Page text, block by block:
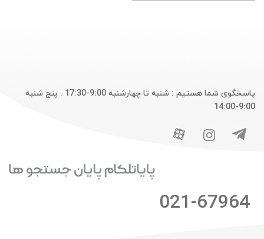
پاسخگوی شما هستیم : شنبه تا چهارشنبه 9:00-17:30 . پنج شنبه
9:00-14:00
021-67964